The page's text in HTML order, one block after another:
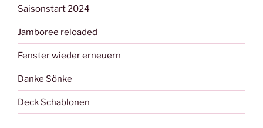
Saisonstart 2024
Jamboree reloaded
Fenster wieder erneuern
Danke Sönke
Deck Schablonen